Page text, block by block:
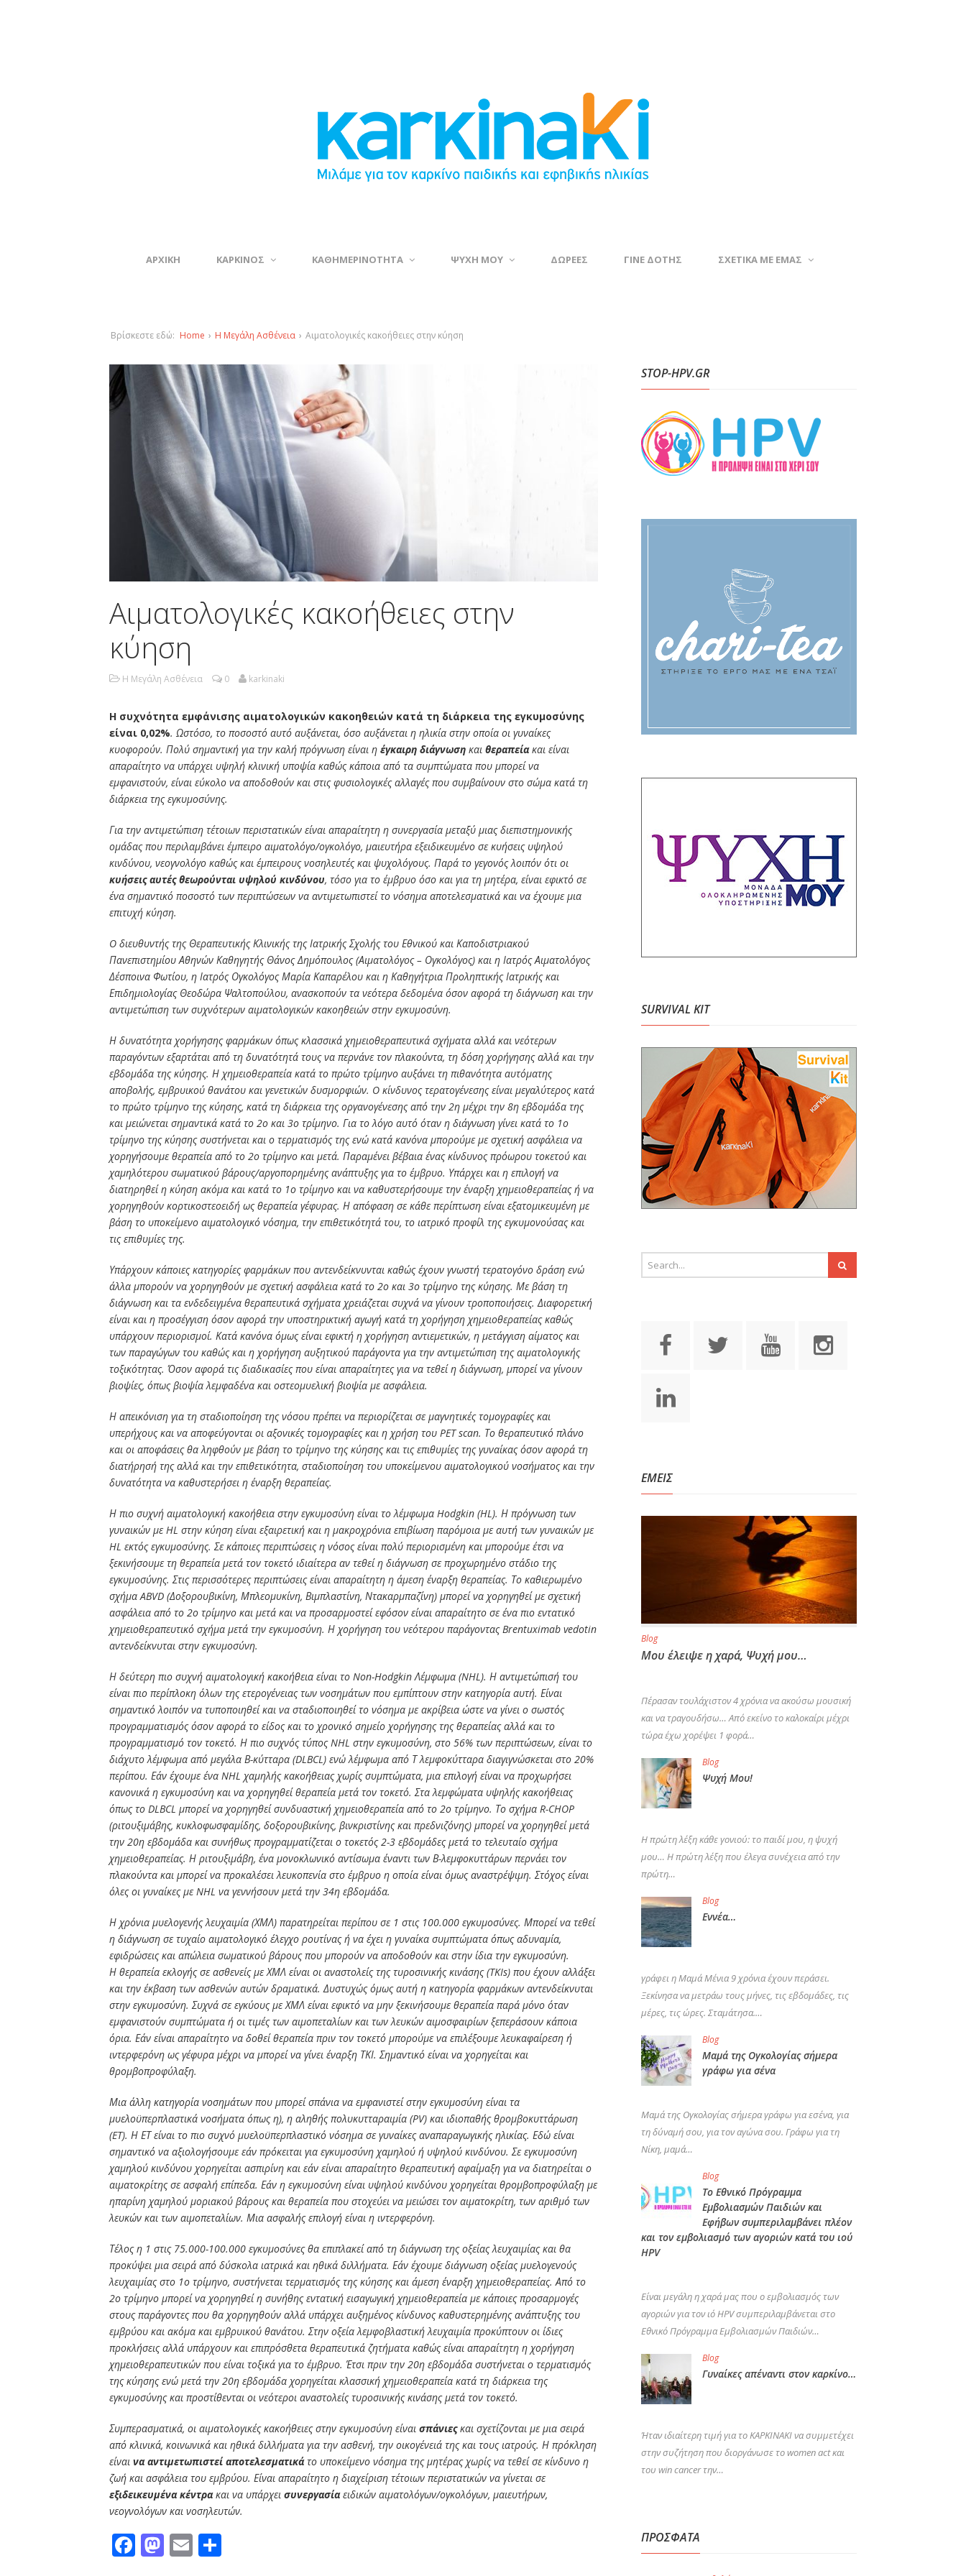
ΑΡΧΙΚΗ ΚΑΡΚΙΝΟΣ ΚΑΘΗΜΕΡΙΝΟΤΗΤΑ ΨΥΧΗ ΜΟΥ ΔΩΡΕΕΣ ΓΙΝΕ ΔΟΤΗΣ ΣΧΕΤΙΚΑ ΜΕ ΕΜΑΣ
Βρίσκεστε εδώ: Home › Η Μεγάλη Ασθένεια › Αιματολογικές κακοήθειες στην κύηση
Αιματολογικές κακοήθειες στην
κύηση
Η Μεγάλη Ασθένεια 0 karkinaki
Η συχνότητα εμφάνισης αιματολογικών κακοηθειών κατά τη διάρκεια της εγκυμοσύνης
είναι 0,02%. Ωστόσο, το ποσοστό αυτό αυξάνεται, όσο αυξάνεται η ηλικία στην οποία οι γυναίκες
κυοφορούν. Πολύ σημαντική για την καλή πρόγνωση είναι η έγκαιρη διάγνωση και θεραπείακαι είναι
απαραίτητο να υπάρχει υψηλή κλινική υποψία καθώς κάποια από τα συμπτώματα που μπορεί να
εμφανιστούν, είναι εύκολο να αποδοθούν και στις φυσιολογικές αλλαγές που συμβαίνουν στο σώμα κατά τη
διάρκεια της εγκυμοσύνης.
Για την αντιμετώπιση τέτοιων περιστατικών είναι απαραίτητη η συνεργασία μεταξύ μιας διεπιστημονικής
ομάδας που περιλαμβάνει έμπειρο αιματολόγο/ογκολόγο, μαιευτήρα εξειδικευμένο σε κυήσεις υψηλού
κινδύνου, νεογνολόγο καθώς και έμπειρους νοσηλευτές και ψυχολόγους. Παρά το γεγονός λοιπόν ότι οι
κυήσεις αυτές θεωρούνται υψηλού κινδύνου, τόσο για το έμβρυο όσο και για τη μητέρα, είναι εφικτό σε
ένα σημαντικό ποσοστό των περιπτώσεων να αντιμετωπιστεί το νόσημα αποτελεσματικά και να έχουμε μια
επιτυχή κύηση.
O διευθυντής της Θεραπευτικής Κλινικής της Ιατρικής Σχολής του Εθνικού και Καποδιστριακού
Πανεπιστημίου Αθηνών Καθηγητής Θάνος Δημόπουλος (Αιματολόγος – Ογκολόγος) και η Ιατρός Αιματολόγος
Δέσποινα Φωτίου, η Ιατρός Ογκολόγος Μαρία Καπαρέλου και η Καθηγήτρια Προληπτικής Ιατρικής και
Επιδημιολογίας Θεοδώρα Ψαλτοπούλου, ανασκοπούν τα νεότερα δεδομένα όσον αφορά τη διάγνωση και την
αντιμετώπιση των συχνότερων αιματολογικών κακοηθειών στην εγκυμοσύνη.
Η δυνατότητα χορήγησης φαρμάκων όπως κλασσικά χημειοθεραπευτικά σχήματα αλλά και νεότερων
παραγόντων εξαρτάται από τη δυνατότητά τους να περνάνε τον πλακούντα, τη δόση χορήγησης αλλά και την
εβδομάδα της κύησης. Η χημειοθεραπεία κατά το πρώτο τρίμηνο αυξάνει τη πιθανότητα αυτόματης
αποβολής, εμβρυικού θανάτου και γενετικών δυσμορφιών. O κίνδυνος τερατογένεσης είναι μεγαλύτερος κατά
το πρώτο τρίμηνο της κύησης, κατά τη διάρκεια της οργανογένεσης από την 2η μέχρι την 8η εβδομάδα της
και μειώνεται σημαντικά κατά το 2ο και 3ο τρίμηνο. Για το λόγο αυτό όταν η διάγνωση γίνει κατά το 1ο
τρίμηνο της κύησης συστήνεται και ο τερματισμός της ενώ κατά κανόνα μπορούμε με σχετική ασφάλεια να
χορηγήσουμε θεραπεία από το 2ο τρίμηνο και μετά. Παραμένει βέβαια ένας κίνδυνος πρόωρου τοκετού και
χαμηλότερου σωματικού βάρους/αργοπορημένης ανάπτυξης για το έμβρυο. Υπάρχει και η επιλογή να
διατηρηθεί η κύηση ακόμα και κατά το 1ο τρίμηνο και να καθυστερήσουμε την έναρξη χημειοθεραπείας ή να
χορηγηθούν κορτικοστεοειδή ως θεραπεία γέφυρας. Η απόφαση σε κάθε περίπτωση είναι εξατομικευμένη με
βάση το υποκείμενο αιματολογικό νόσημα, την επιθετικότητά του, το ιατρικό προφίλ της εγκυμονούσας και
τις επιθυμίες της.
Υπάρχουν κάποιες κατηγορίες φαρμάκων που αντενδείκνυνται καθώς έχουν γνωστή τερατογόνο δράση ενώ
άλλα μπορούν να χορηγηθούν με σχετική ασφάλεια κατά το 2ο και 3ο τρίμηνο της κύησης. Με βάση τη
διάγνωση και τα ενδεδειγμένα θεραπευτικά σχήματα χρειάζεται συχνά να γίνουν τροποποιήσεις. Διαφορετική
είναι και η προσέγγιση όσον αφορά την υποστηρικτική αγωγή κατά τη χορήγηση χημειοθεραπείας καθώς
υπάρχουν περιορισμοί. Κατά κανόνα όμως είναι εφικτή η χορήγηση αντιεμετικών, η μετάγγιση αίματος και
των παραγώγων του καθώς και η χορήγηση αυξητικού παράγοντα για την αντιμετώπιση της αιματολογικής
τοξικότητας. Όσον αφορά τις διαδικασίες που είναι απαραίτητες για να τεθεί η διάγνωση, μπορεί να γίνουν
βιοψίες, όπως βιοψία λεμφαδένα και οστεομυελική βιοψία με ασφάλεια.
Η απεικόνιση για τη σταδιοποίηση της νόσου πρέπει να περιορίζεται σε μαγνητικές τομογραφίες και
υπερήχους και να αποφεύγονται οι αξονικές τομογραφίες και η χρήση του PET scan. Το θεραπευτικό πλάνο
και οι αποφάσεις θα ληφθούν με βάση το τρίμηνο της κύησης και τις επιθυμίες της γυναίκας όσον αφορά τη
διατήρησή της αλλά και την επιθετικότητα, σταδιοποίηση του υποκείμενου αιματολογικού νοσήματος και την
δυνατότητα να καθυστερήσει η έναρξη θεραπείας.
Η πιο συχνή αιματολογική κακοήθεια στην εγκυμοσύνη είναι το λέμφωμα Hodgkin (HL). Η πρόγνωση των
γυναικών με HL στην κύηση είναι εξαιρετική και η μακροχρόνια επιβίωση παρόμοια με αυτή των γυναικών με
HL εκτός εγκυμοσύνης. Σε κάποιες περιπτώσεις η νόσος είναι πολύ περιορισμένη και μπορούμε έτσι να
ξεκινήσουμε τη θεραπεία μετά τον τοκετό ιδιαίτερα αν τεθεί η διάγνωση σε προχωρημένο στάδιο της
εγκυμοσύνης. Στις περισσότερες περιπτώσεις είναι απαραίτητη η άμεση έναρξη θεραπείας. Το καθιερωμένο
σχήμα ABVD (Δοξορουβικίνη, Μπλεομυκίνη, Βιμπλαστίνη, Ντακαρμπαζίνη) μπορεί να χορηγηθεί με σχετική
ασφάλεια από το 2ο τρίμηνο και μετά και να προσαρμοστεί εφόσον είναι απαραίτητο σε ένα πιο εντατικό
χημειοθεραπευτικό σχήμα μετά την εγκυμοσύνη. Η χορήγηση του νεότερου παράγοντας Brentuximab vedotin
αντενδείκνυται στην εγκυμοσύνη.
Η δεύτερη πιο συχνή αιματολογική κακοήθεια είναι το Non-Hodgkin Λέμφωμα (NHL). Η αντιμετώπισή του
είναι πιο περίπλοκη όλων της ετερογένειας των νοσημάτων που εμπίπτουν στην κατηγορία αυτή. Είναι
σημαντικό λοιπόν να τυποποιηθεί και να σταδιοποιηθεί το νόσημα με ακρίβεια ώστε να γίνει ο σωστός
προγραμματισμός όσον αφορά το είδος και το χρονικό σημείο χορήγησης της θεραπείας αλλά και το
προγραμματισμό τoν τοκετό. Η πιο συχνός τύπος NHL στην εγκυμοσύνη, στο 56% των περιπτώσεων, είναι το
διάχυτο λέμφωμα από μεγάλα Β-κύτταρα (DLBCL) ενώ λέμφωμα από Τ λεμφοκύτταρα διαγιγνώσκεται στο 20%
περίπου. Εάν έχουμε ένα NHL χαμηλής κακοήθειας χωρίς συμπτώματα, μια επιλογή είναι να προχωρήσει
κανονικά η εγκυμοσύνη και να χορηγηθεί θεραπεία μετά τον τοκετό. Στα λεμφώματα υψηλής κακοήθειας
όπως το DLBCL μπορεί να χορηγηθεί συνδυαστική χημειοθεραπεία από το 2ο τρίμηνο. Το σχήμα R-CHOP
(ριτουξιμάβης, κυκλοφωσφαμίδης, δοξορουβικίνης, βινκριστίνης και πρεδνιζόνης) μπορεί να χορηγηθεί μετά
την 20η εβδομάδα και συνήθως προγραμματίζεται ο τοκετός 2-3 εβδομάδες μετά το τελευταίο σχήμα
χημειοθεραπείας. Η ριτουξιμάβη, ένα μονοκλωνικό αντίσωμα έναντι των Β-λεμφοκυττάρων περνάει τον
πλακούντα και μπορεί να προκαλέσει λευκοπενία στο έμβρυο η οποία είναι όμως αναστρέψιμη. Στόχος είναι
όλες οι γυναίκες με NHL να γεννήσουν μετά την 34η εβδομάδα.
Η χρόνια μυελογενής λευχαιμία (ΧΜΛ) παρατηρείται περίπου σε 1 στις 100.000 εγκυμοσύνες. Μπορεί να τεθεί
η διάγνωση σε τυχαίο αιματολογικό έλεγχο ρουτίνας ή να έχει η γυναίκα συμπτώματα όπως αδυναμία,
εφιδρώσεις και απώλεια σωματικού βάρους που μπορούν να αποδοθούν και στην ίδια την εγκυμοσύνη.
Η θεραπεία εκλογής σε ασθενείς με ΧΜΛ είναι οι αναστολείς της τυροσινικής κινάσης (TKIs) που έχουν αλλάξει
και την έκβαση των ασθενών αυτών δραματικά. Δυστυχώς όμως αυτή η κατηγορία φαρμάκων αντενδείκνυται
στην εγκυμοσύνη. Συχνά σε εγκύους με ΧΜΛ είναι εφικτό να μην ξεκινήσουμε θεραπεία παρά μόνο όταν
εμφανιστούν συμπτώματα ή οι τιμές των αιμοπεταλίων και των λευκών αιμοσφαιρίων ξεπεράσουν κάποια
όρια. Εάν είναι απαραίτητο να δοθεί θεραπεία πριν τον τοκετό μπορούμε να επιλέξουμε λευκαφαίρεση ή
ιντερφερόνη ως γέφυρα μέχρι να μπορεί να γίνει έναρξη ΤΚΙ. Σημαντικό είναι να χορηγείται και
θρομβοπροφύλαξη.
Μια άλλη κατηγορία νοσημάτων που μπορεί σπάνια να εμφανιστεί στην εγκυμοσύνη είναι τα
μυελοϋπερπλαστικά νοσήματα όπως η), η αληθής πολυκυτταραιμία (PV) και ιδιοπαθής θρομβοκυττάρωση
(ET). Η ΕΤ είναι το πιο συχνό μυελοϋπερπλαστικό νόσημα σε γυναίκες αναπαραγωγικής ηλικίας. Εδώ είναι
σημαντικό να αξιολογήσουμε εάν πρόκειται για εγκυμοσύνη χαμηλού ή υψηλού κινδύνου. Σε εγκυμοσύνη
χαμηλού κινδύνου χορηγείται ασπιρίνη και εάν είναι απαραίτητο θεραπευτική αφαίμαξη για να διατηρείται ο
αιματοκρίτης σε ασφαλή επίπεδα. Εάν η εγκυμοσύνη είναι υψηλού κινδύνου χορηγείται θρομβοπροφύλαξη με
ηπαρίνη χαμηλού μοριακού βάρους και θεραπεία που στοχεύει να μειώσει τον αιματοκρίτη, των αριθμό των
λευκών και των αιμοπεταλίων. Μια ασφαλής επιλογή είναι η ιντερφερόνη.
Τέλος η 1 στις 75.000-100.000 εγκυμοσύνες θα επιπλακεί από τη διάγνωση της οξείας λευχαιμίας και θα
προκύψει μια σειρά από δύσκολα ιατρικά και ηθικά διλλήματα. Εάν έχουμε διάγνωση οξείας μυελογενούς
λευχαιμίας στο 1ο τρίμηνο, συστήνεται τερματισμός της κύησης και άμεση έναρξη χημειοθεραπείας. Από το
2ο τρίμηνο μπορεί να χορηγηθεί η συνήθης εντατική εισαγωγική χημειοθεραπεία με κάποιες προσαρμογές
στους παράγοντες που θα χορηγηθούν αλλά υπάρχει αυξημένος κίνδυνος καθυστερημένης ανάπτυξης του
εμβρύου και ακόμα και εμβρυικού θανάτου. Στην οξεία λεμφοβλαστική λευχαιμία προκύπτουν οι ίδιες
προκλήσεις αλλά υπάρχουν και επιπρόσθετα θεραπευτικά ζητήματα καθώς είναι απαραίτητη η χορήγηση
χημειοθεραπευτικών που είναι τοξικά για το έμβρυο. Έτσι πριν την 20η εβδομάδα συστήνεται ο τερματισμός
της κύησης ενώ μετά την 20η εβδομάδα χορηγείται κλασσική χημειοθεραπεία κατά τη διάρκεια της
εγκυμοσύνης και προστίθενται οι νεότεροι αναστολείς τυροσινικής κινάσης μετά τον τοκετό.
Συμπερασματικά, οι αιματολογικές κακοήθειες στην εγκυμοσύνη είναι σπάνιεςκαι σχετίζονται με μια σειρά
από κλινικά, κοινωνικά και ηθικά διλλήματα για την ασθενή, την οικογένειά της και τους ιατρούς. Η πρόκληση
είναι να αντιμετωπιστεί αποτελεσματικάτο υποκείμενο νόσημα της μητέρας χωρίς να τεθεί σε κίνδυνο η
ζωή και ασφάλεια του εμβρύου. Είναι απαραίτητο η διαχείριση τέτοιων περιστατικών να γίνεται σε
εξιδεικευμένα κέντρακαι να υπάρχει συνεργασίαειδικών αιματολόγων/ογκολόγων, μαιευτήρων,
νεογνολόγων και νοσηλευτών.
Facebook
Mastodon
Email
STOP-HPV.GR
SURVIVAL KIT
ΕΜΕΙΣ
Blog
Μου έλειψε η χαρά, Ψυχή μου…
Πέρασαν τουλάχιστον 4 χρόνια να ακούσω μουσική
και να τραγουδήσω… Από εκείνο το καλοκαίρι μέχρι
τώρα έχω χορέψει 1 φορά…
Blog
Ψυχή Μου!
Η πρώτη λέξη κάθε γονιού: το παιδί μου, η ψυχή
μου… Η πρώτη λέξη που έλεγα συνέχεια από την
πρώτη…
Blog
Εννέα…
γράφει η Μαμά Μένια 9 χρόνια έχουν περάσει.
Ξεκίνησα να μετράω τους μήνες, τις εβδομάδες, τις
μέρες, τις ώρες. Σταμάτησα.…
Blog
Μαμά της Ογκολογίας σήμερα
γράφω για σένα
Μαμά της Ογκολογίας σήμερα γράφω για εσένα, για
τη δύναμή σου, για τον αγώνα σου. Γράφω για τη
Νίκη, μαμά…
Blog
Το Εθνικό Πρόγραμμα
Εμβολιασμών Παιδιών και
Εφήβων συμπεριλαμβάνει πλέον
και τον εμβολιασμό των αγοριών κατά του ιού
HPV
Είναι μεγάλη η χαρά μας που ο εμβολιασμός των
αγοριών για τον ιό HPV συμπεριλαμβάνεται στο
Εθνικό Πρόγραμμα Εμβολιασμών Παιδιών…
Blog
Γυναίκες απέναντι στον καρκίνο…
Ήταν ιδιαίτερη τιμή για το ΚΑΡΚΙΝΑΚΙ να συμμετέχει
στην συζήτηση που διοργάνωσε το women act και
του win cancer την…
ΠΡΟΣΦΑΤΑ